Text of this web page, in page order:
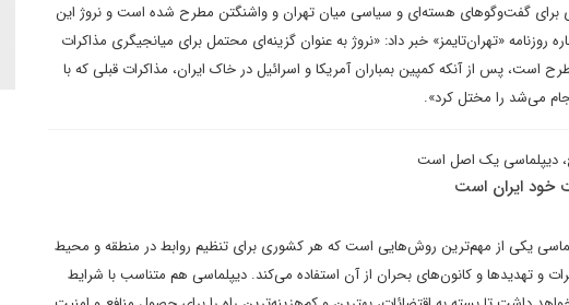
برای گفت‌وگوهای هسته‌ای و سیاسی میان تهران و واشنگتن مطرح شده است و نروژ این
روزنامه «تهران‌تایمز» خبر داد: «نروژ به عنوان گزینه‌ای محتمل برای میانجیگری مذاکرات
است، پس از آنکه کمپین بمباران آمریکا و اسرائیل در خاک ایران، مذاکرات قبلی که با
می‌شد را مختل کرد».
دیپلماسی یک اصل است
خود ایران است
یکی از مهم‌ترین روش‌هایی است که هر کشوری برای تنظیم روابط در منطقه و محیط
و تهدیدها و کانون‌های بحران از آن استفاده می‌کند. دیپلماسی هم متناسب با شرایط